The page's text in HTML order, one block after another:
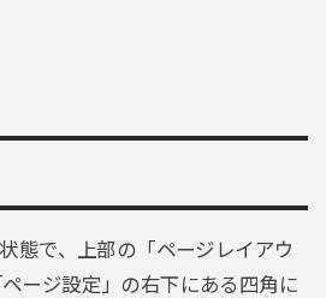
態で、上部の「ページレイアウ
ージ設定」の右下にある四角に